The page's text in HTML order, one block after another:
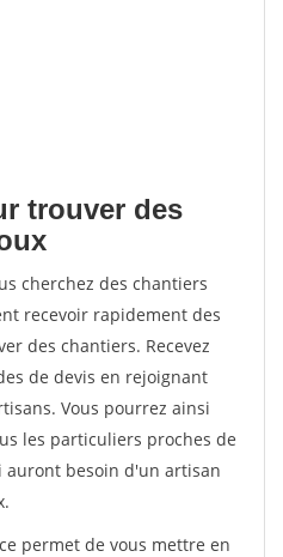
trouver des
cherchez des chantiers
recevoir rapidement des
des chantiers. Recevez
de devis en rejoignant
Vous pourrez ainsi
les particuliers proches de
besoin d'un artisan
permet de vous mettre en